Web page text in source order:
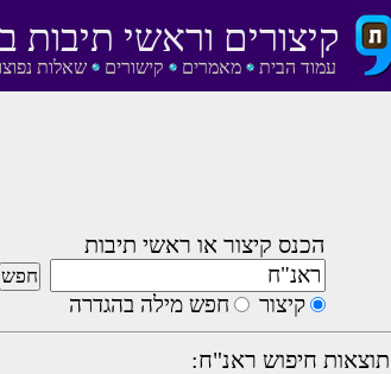
עמוד הבית מאמרים קישורים שאלות
קיצורים וראשי תיבות
הכנס קיצור או ראשי תיבות
קיצור חפש מילה בהגדרה
תוצאות חיפוש ראנ"ח: